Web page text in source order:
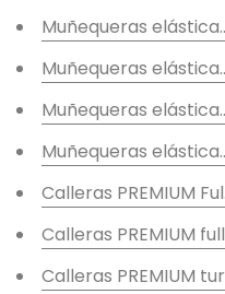
Muñequeras
Muñequeras
Muñequeras elásticas
Muñequeras
Calleras PREMIUM
Calleras PREMIUM
Calleras PREMIUM